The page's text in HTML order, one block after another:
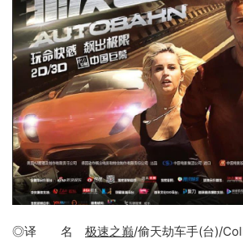
◎译 名 极速之巅/偷天劫车手(台)/